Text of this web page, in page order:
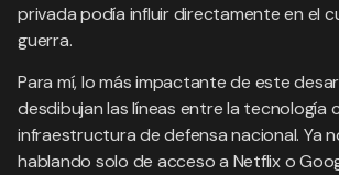
privada podía influir directamente en el
guerra.
Para mí, lo más impactante de este
desdibujan las líneas entre la tecnología
infraestructura de defensa nacional. Ya
hablando solo de acceso a Netflix o